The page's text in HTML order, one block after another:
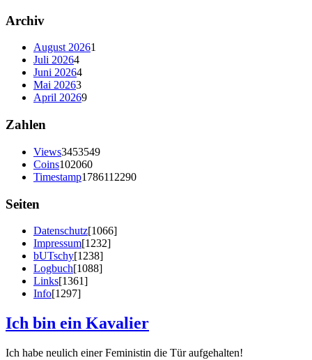
Archiv
August 20261
Juli 20264
Juni 20264
Mai 20263
April 20269
Zahlen
Views3453549
Coins102060
Timestamp1786112290
Seiten
Datenschutz[1066]
Impressum[1232]
bUTschy[1238]
Logbuch[1088]
Links[1361]
Info[1297]
Ich bin ein Kavalier
Ich habe neulich einer Feministin die Tür aufgehalten!